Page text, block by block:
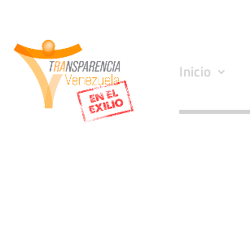
Inicio